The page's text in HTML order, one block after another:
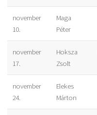
november
10.
Maga
Péter
november
17.
Hoksza
Zsolt
november
24.
Elekes
Márton